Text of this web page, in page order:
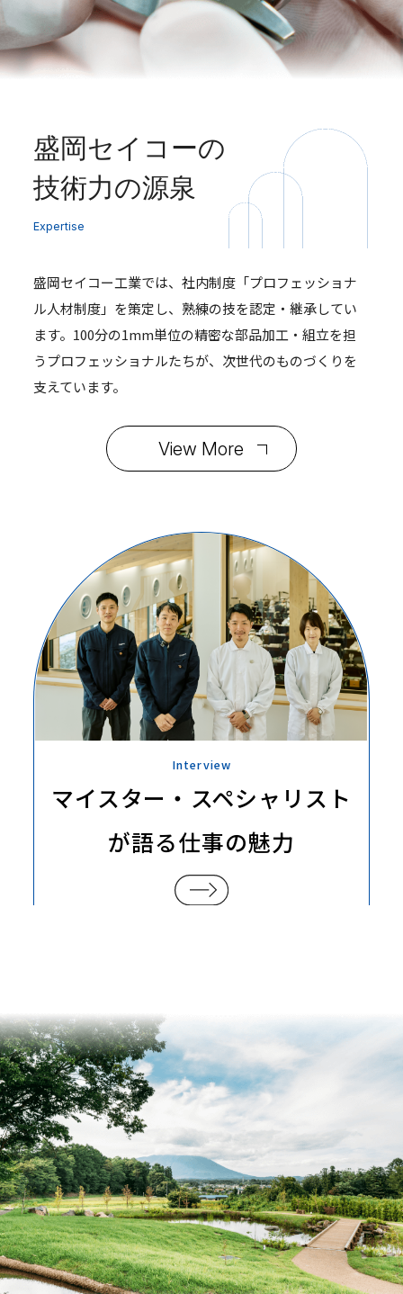
盛岡セイコーの
技術力の源泉
Expertise
盛岡セイコー工業では、社内制度「プロフェッショナ
ル人材制度」を策定し、熟練の技を認定・継承してい
ます。100分の1mm単位の精密な部品加工・組立を担
うプロフェッショナルたちが、次世代のものづくりを
支えています。
View More
Interview
マイスター・ スペシャリスト
が語る仕事の魅力